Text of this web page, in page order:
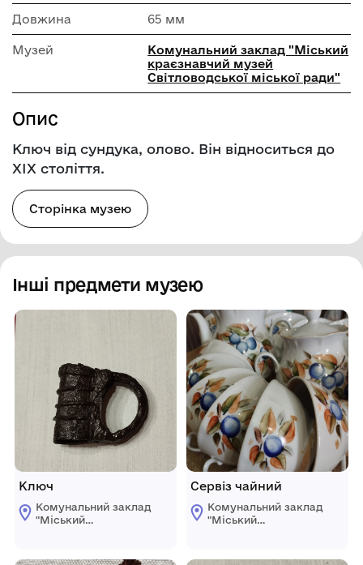
Довжина 65 мм
Музей
Комунальний заклад "Міський
краєзнавчий музей
Світловодської міської ради"
Опис
Ключ від сундука, олово. Він відноситься до
ХІХ століття.
Сторінка музею
Інші предмети музею
Ключ
Комунальний заклад
"Міський
міської ради"
Сервіз чайний
Комунальний заклад
"Міський
міської ради"